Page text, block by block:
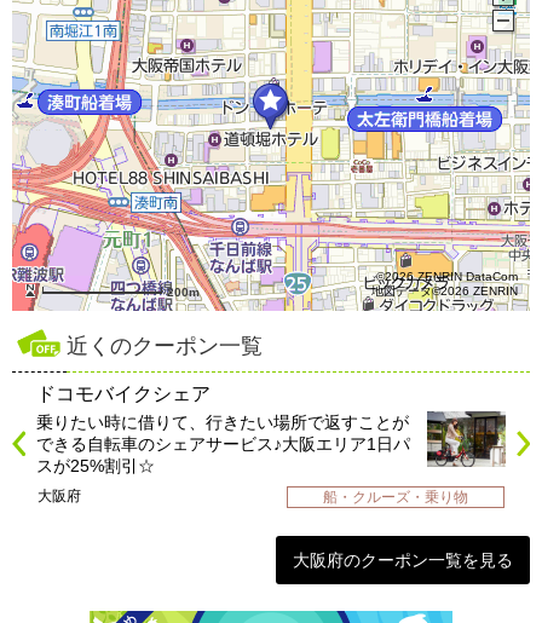
200m
©2026 ZENRIN DataCom
地図データ©2026 ZENRIN
近くのクーポン一覧
ドコモバイクシェア
乗りたい時に借りて、行きたい場所で返すことが
できる自転車のシェアサービス♪大阪エリア1日パ
スが25%割引☆
大阪府 船・クルーズ・乗り物
大阪府のクーポン一覧を見る